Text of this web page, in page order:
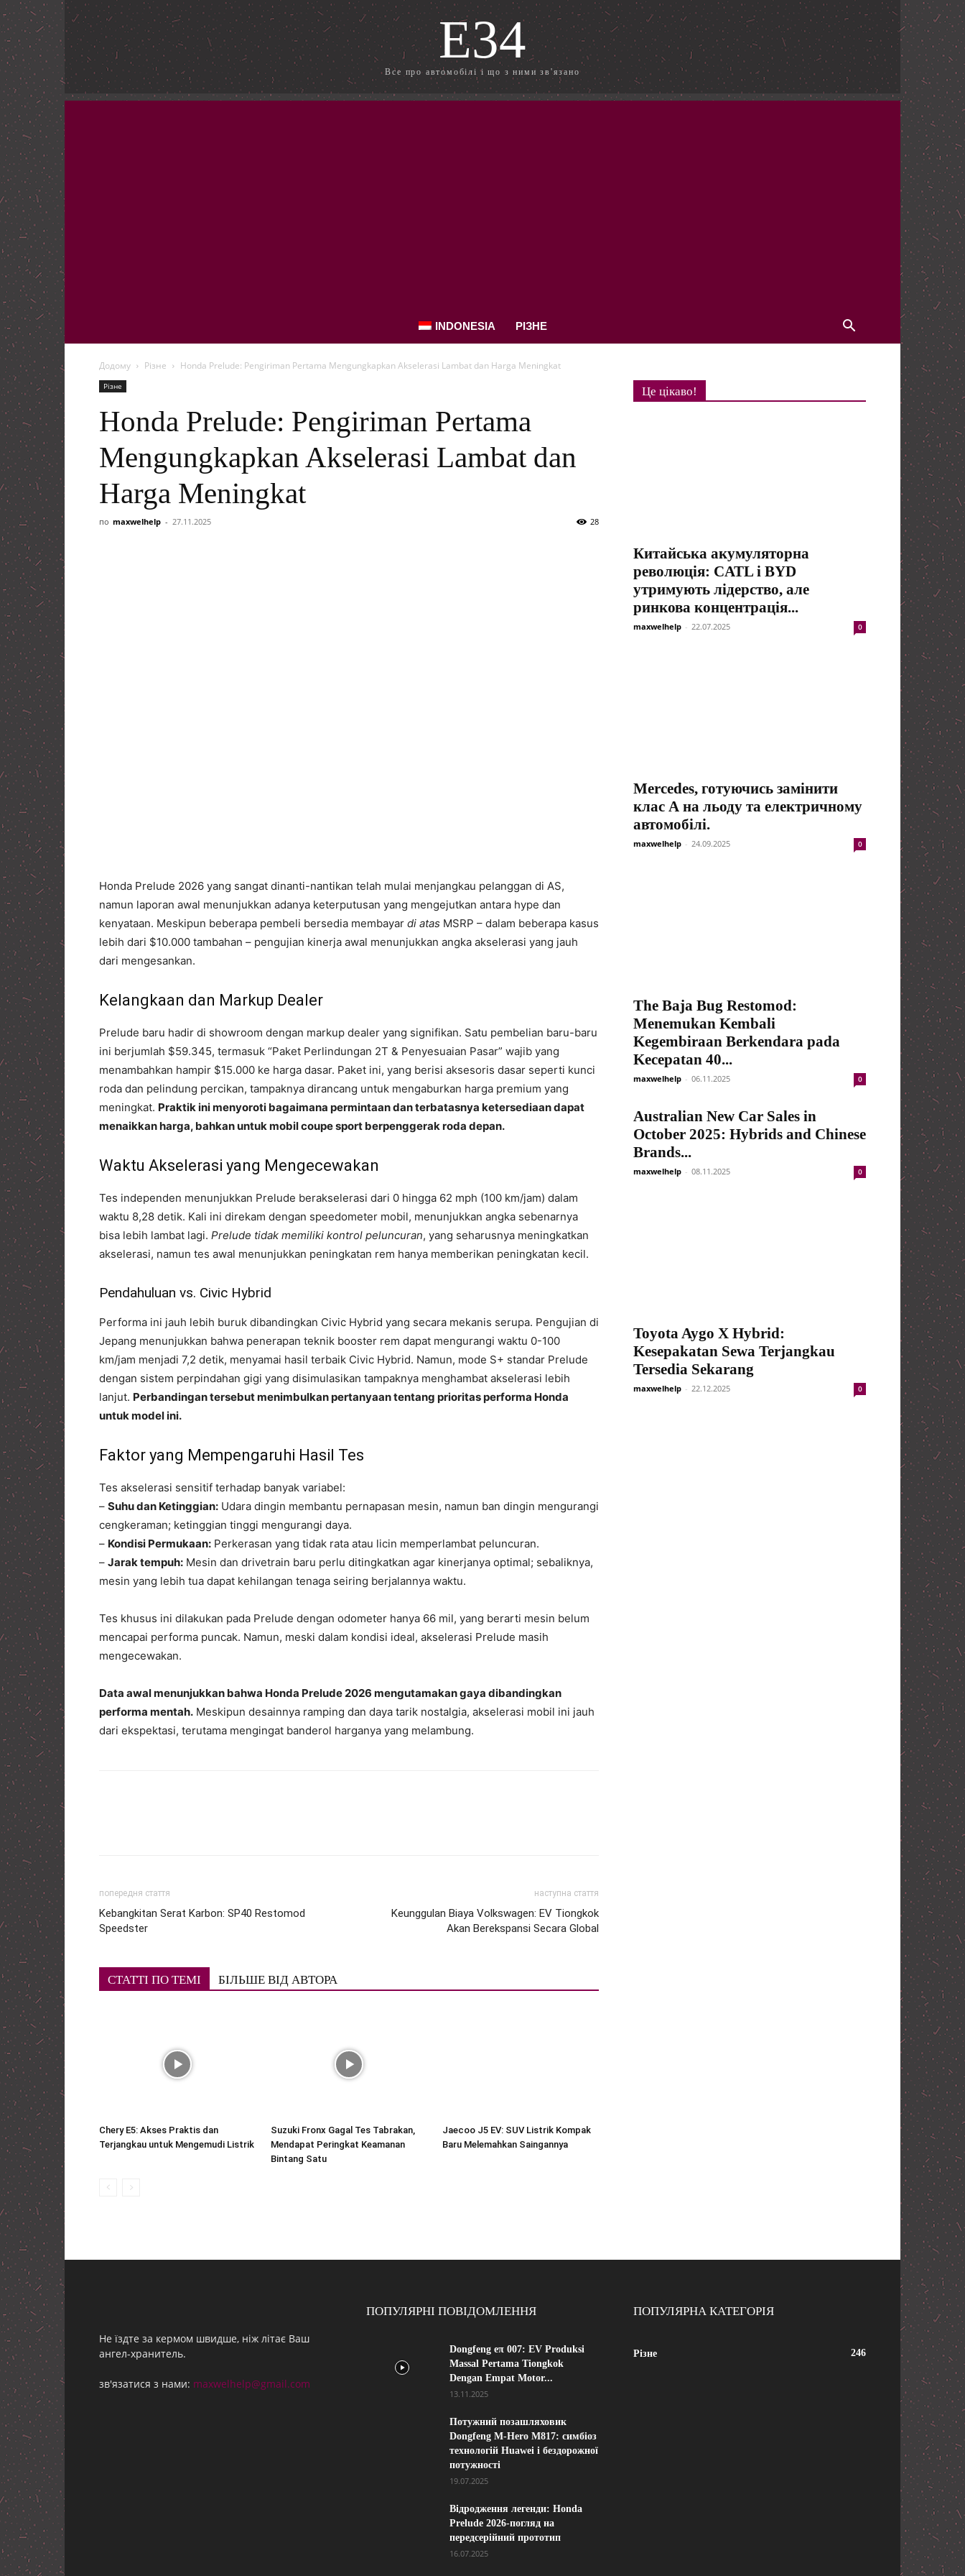
E34
Все про автомобілі і що з ними зв'язано
INDONESIA РІЗНЕ
Додому Різне Honda Prelude: Pengiriman Pertama Mengungkapkan Akselerasi Lambat dan Harga Meningkat
Різне
Honda Prelude: Pengiriman Pertama
Mengungkapkan Akselerasi Lambat dan
Harga Meningkat
по maxwelhelp - 27.11.2025 28
Honda Prelude 2026 yang sangat dinanti-nantikan telah mulai menjangkau pelanggan di AS,
namun laporan awal menunjukkan adanya keterputusan yang mengejutkan antara hype dan
kenyataan. Meskipun beberapa pembeli bersedia membayar di atas MSRP – dalam beberapa kasus
lebih dari $10.000 tambahan – pengujian kinerja awal menunjukkan angka akselerasi yang jauh
dari mengesankan.
Kelangkaan dan Markup Dealer
Prelude baru hadir di showroom dengan markup dealer yang signifikan. Satu pembelian baru-baru
ini berjumlah $59.345, termasuk “Paket Perlindungan 2T & Penyesuaian Pasar” wajib yang
menambahkan hampir $15.000 ke harga dasar. Paket ini, yang berisi aksesoris dasar seperti kunci
roda dan pelindung percikan, tampaknya dirancang untuk mengaburkan harga premium yang
meningkat. Praktik ini menyoroti bagaimana permintaan dan terbatasnya ketersediaan dapat
menaikkan harga, bahkan untuk mobil coupe sport berpenggerak roda depan.
Waktu Akselerasi yang Mengecewakan
Tes independen menunjukkan Prelude berakselerasi dari 0 hingga 62 mph (100 km/jam) dalam
waktu 8,28 detik. Kali ini direkam dengan speedometer mobil, menunjukkan angka sebenarnya
bisa lebih lambat lagi. Prelude tidak memiliki kontrol peluncuran, yang seharusnya meningkatkan
akselerasi, namun tes awal menunjukkan peningkatan rem hanya memberikan peningkatan kecil.
Pendahuluan vs. Civic Hybrid
Performa ini jauh lebih buruk dibandingkan Civic Hybrid yang secara mekanis serupa. Pengujian di
Jepang menunjukkan bahwa penerapan teknik booster rem dapat mengurangi waktu 0-100
km/jam menjadi 7,2 detik, menyamai hasil terbaik Civic Hybrid. Namun, mode S+ standar Prelude
dengan sistem perpindahan gigi yang disimulasikan tampaknya menghambat akselerasi lebih
lanjut. Perbandingan tersebut menimbulkan pertanyaan tentang prioritas performa Honda
untuk model ini.
Faktor yang Mempengaruhi Hasil Tes
Tes akselerasi sensitif terhadap banyak variabel:
– Suhu dan Ketinggian: Udara dingin membantu pernapasan mesin, namun ban dingin mengurangi
cengkeraman; ketinggian tinggi mengurangi daya.
– Kondisi Permukaan: Perkerasan yang tidak rata atau licin memperlambat peluncuran.
– Jarak tempuh: Mesin dan drivetrain baru perlu ditingkatkan agar kinerjanya optimal; sebaliknya,
mesin yang lebih tua dapat kehilangan tenaga seiring berjalannya waktu.
Tes khusus ini dilakukan pada Prelude dengan odometer hanya 66 mil, yang berarti mesin belum
mencapai performa puncak. Namun, meski dalam kondisi ideal, akselerasi Prelude masih
mengecewakan.
Data awal menunjukkan bahwa Honda Prelude 2026 mengutamakan gaya dibandingkan
performa mentah. Meskipun desainnya ramping dan daya tarik nostalgia, akselerasi mobil ini jauh
dari ekspektasi, terutama mengingat banderol harganya yang melambung.
попередня стаття
Kebangkitan Serat Karbon: SP40 Restomod
Speedster
наступна стаття
Keunggulan Biaya Volkswagen: EV Tiongkok
Akan Berekspansi Secara Global
СТАТТІ ПО ТЕМІ БІЛЬШЕ ВІД АВТОРА
Chery E5: Akses Praktis dan
Terjangkau untuk Mengemudi Listrik
Suzuki Fronx Gagal Tes Tabrakan,
Mendapat Peringkat Keamanan
Bintang Satu
Jaecoo J5 EV: SUV Listrik Kompak
Baru Melemahkan Saingannya
Це цікаво!
Китайська акумуляторна
революція: CATL і BYD
утримують лідерство, але
ринкова концентрація...
maxwelhelp - 22.07.2025 0
Mercedes, готуючись замінити
клас А на льоду та електричному
автомобілі.
maxwelhelp - 24.09.2025 0
The Baja Bug Restomod:
Menemukan Kembali
Kegembiraan Berkendara pada
Kecepatan 40...
maxwelhelp - 06.11.2025 0
Australian New Car Sales in
October 2025: Hybrids and Chinese
Brands...
maxwelhelp - 08.11.2025 0
Toyota Aygo X Hybrid:
Kesepakatan Sewa Terjangkau
Tersedia Sekarang
maxwelhelp - 22.12.2025 0
Не їздте за кермом швидше, ніж літає Ваш
ангел-хранитель.
зв'язатися з нами: maxwelhelp@gmail.com
ПОПУЛЯРНІ ПОВІДОМЛЕННЯ
Dongfeng eπ 007: EV Produksi
Massal Pertama Tiongkok
Dengan Empat Motor...
13.11.2025
Потужний позашляховик
Dongfeng M-Hero M817: симбіоз
технологій Huawei і бездорожної
потужності
19.07.2025
Відродження легенди: Honda
Prelude 2026-погляд на
передсерійний прототип
16.07.2025
ПОПУЛЯРНА КАТЕГОРІЯ
Різне 246